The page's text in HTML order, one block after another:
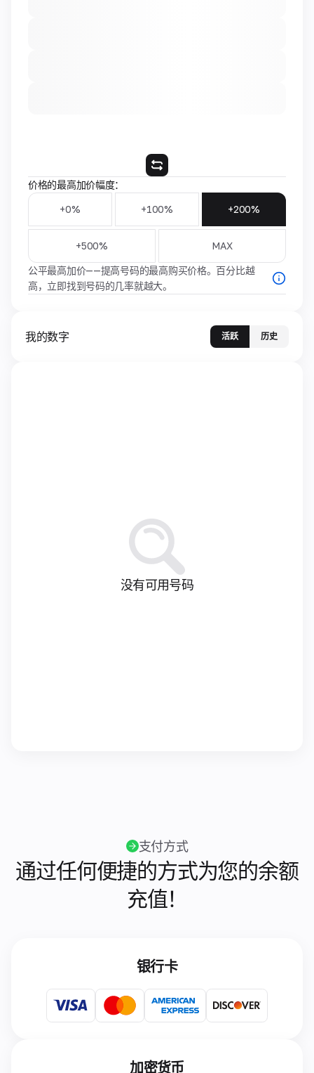
价格的最高加价幅度：
+0% +100% +200%
+500% MAX
公平最高加价——提高号码的最高购买价格。百分比越
高，立即找到号码的几率就越大。
我的数字 活跃 历史
没有可用号码
支付方式
通过任何便捷的方式为您的余额
充值！
银行卡
加密货币